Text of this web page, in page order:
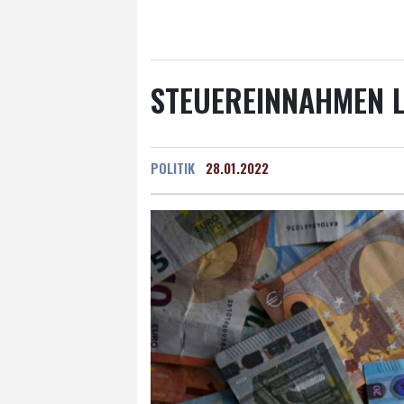
POLITIK 28.01.2022